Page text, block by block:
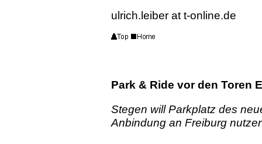
ulrich.leiber at t-online.de
Park & Ride vor den Toren
Stegen will Parkplatz des
Anbindung an Freiburg